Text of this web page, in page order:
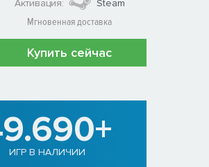
Активация:
Steam
Мгновенная доставка
Купить сейчас
ИГР В НАЛИЧИИ